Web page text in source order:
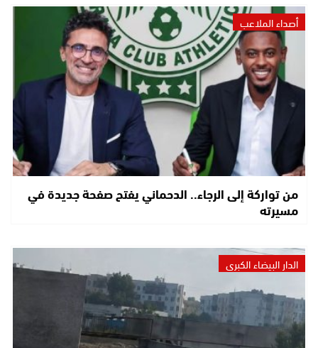
أصداء الملاعب
من تواركة إلى الرجاء.. الدحماني يفتح صفحة جديدة في
مسيرته
الدار البيضاء الكبرى